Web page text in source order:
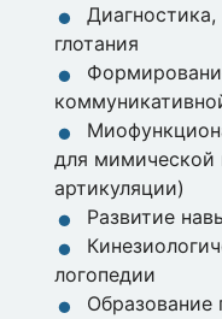
глотания
для мимической
артикуляции)
Развитие
логопедии
Образование